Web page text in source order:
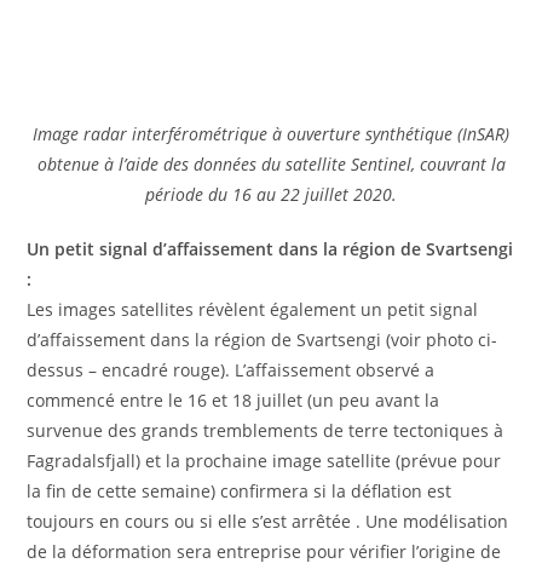
Image radar interférométrique à ouverture synthétique (InSAR)
obtenue à l’aide des données du satellite Sentinel, couvrant la
période du 16 au 22 juillet 2020.
Un petit signal d’affaissement dans la région de Svartsengi
:
Les images satellites révèlent également un petit signal
d’affaissement dans la région de Svartsengi (voir photo ci-
dessus – encadré rouge). L’affaissement observé a
commencé entre le 16 et 18 juillet (un peu avant la
survenue des grands tremblements de terre tectoniques à
Fagradalsfjall) et la prochaine image satellite (prévue pour
la fin de cette semaine) confirmera si la déflation est
toujours en cours ou si elle s’est arrêtée . Une modélisation
de la déformation sera entreprise pour vérifier l’origine de